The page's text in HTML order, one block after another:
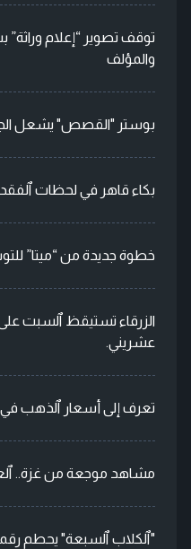
توقف تصوير “إعلام
والمؤلف
بوستر "القصص" يشعل
بكاء قاهر في لحظات ٱلفقد
خطوة جديدة من “ميتا”
الزرقاء تستيقظ ٱلسبت
عشريني.
تعرف إلى أسعار ٱلذهب
مشاهد موجعة من غزة..
"ٱلكلاب ٱلسبعة" يحطم